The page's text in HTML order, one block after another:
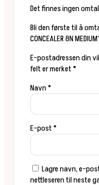
Det finnes ingen
Bli den første til å
CONCEALER 8N
E-postadressen din
felt er merket*
Navn*
E-post*
Lagre navn, e-
nettleseren til neste